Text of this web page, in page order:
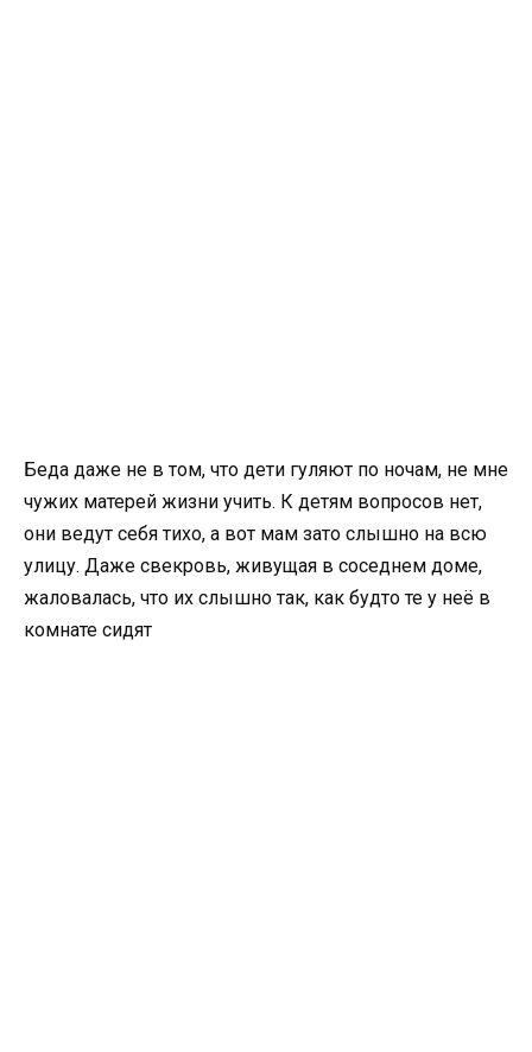
Беда даже не в том, что дети гуляют по ночам, не мне
чужих матерей жизни учить. К детям вопросов нет,
они ведут себя тихо, а вот мам зато слышно на всю
улицу. Даже свекровь, живущая в соседнем доме,
жаловалась, что их слышно так, как будто те у неё в
комнате сидят